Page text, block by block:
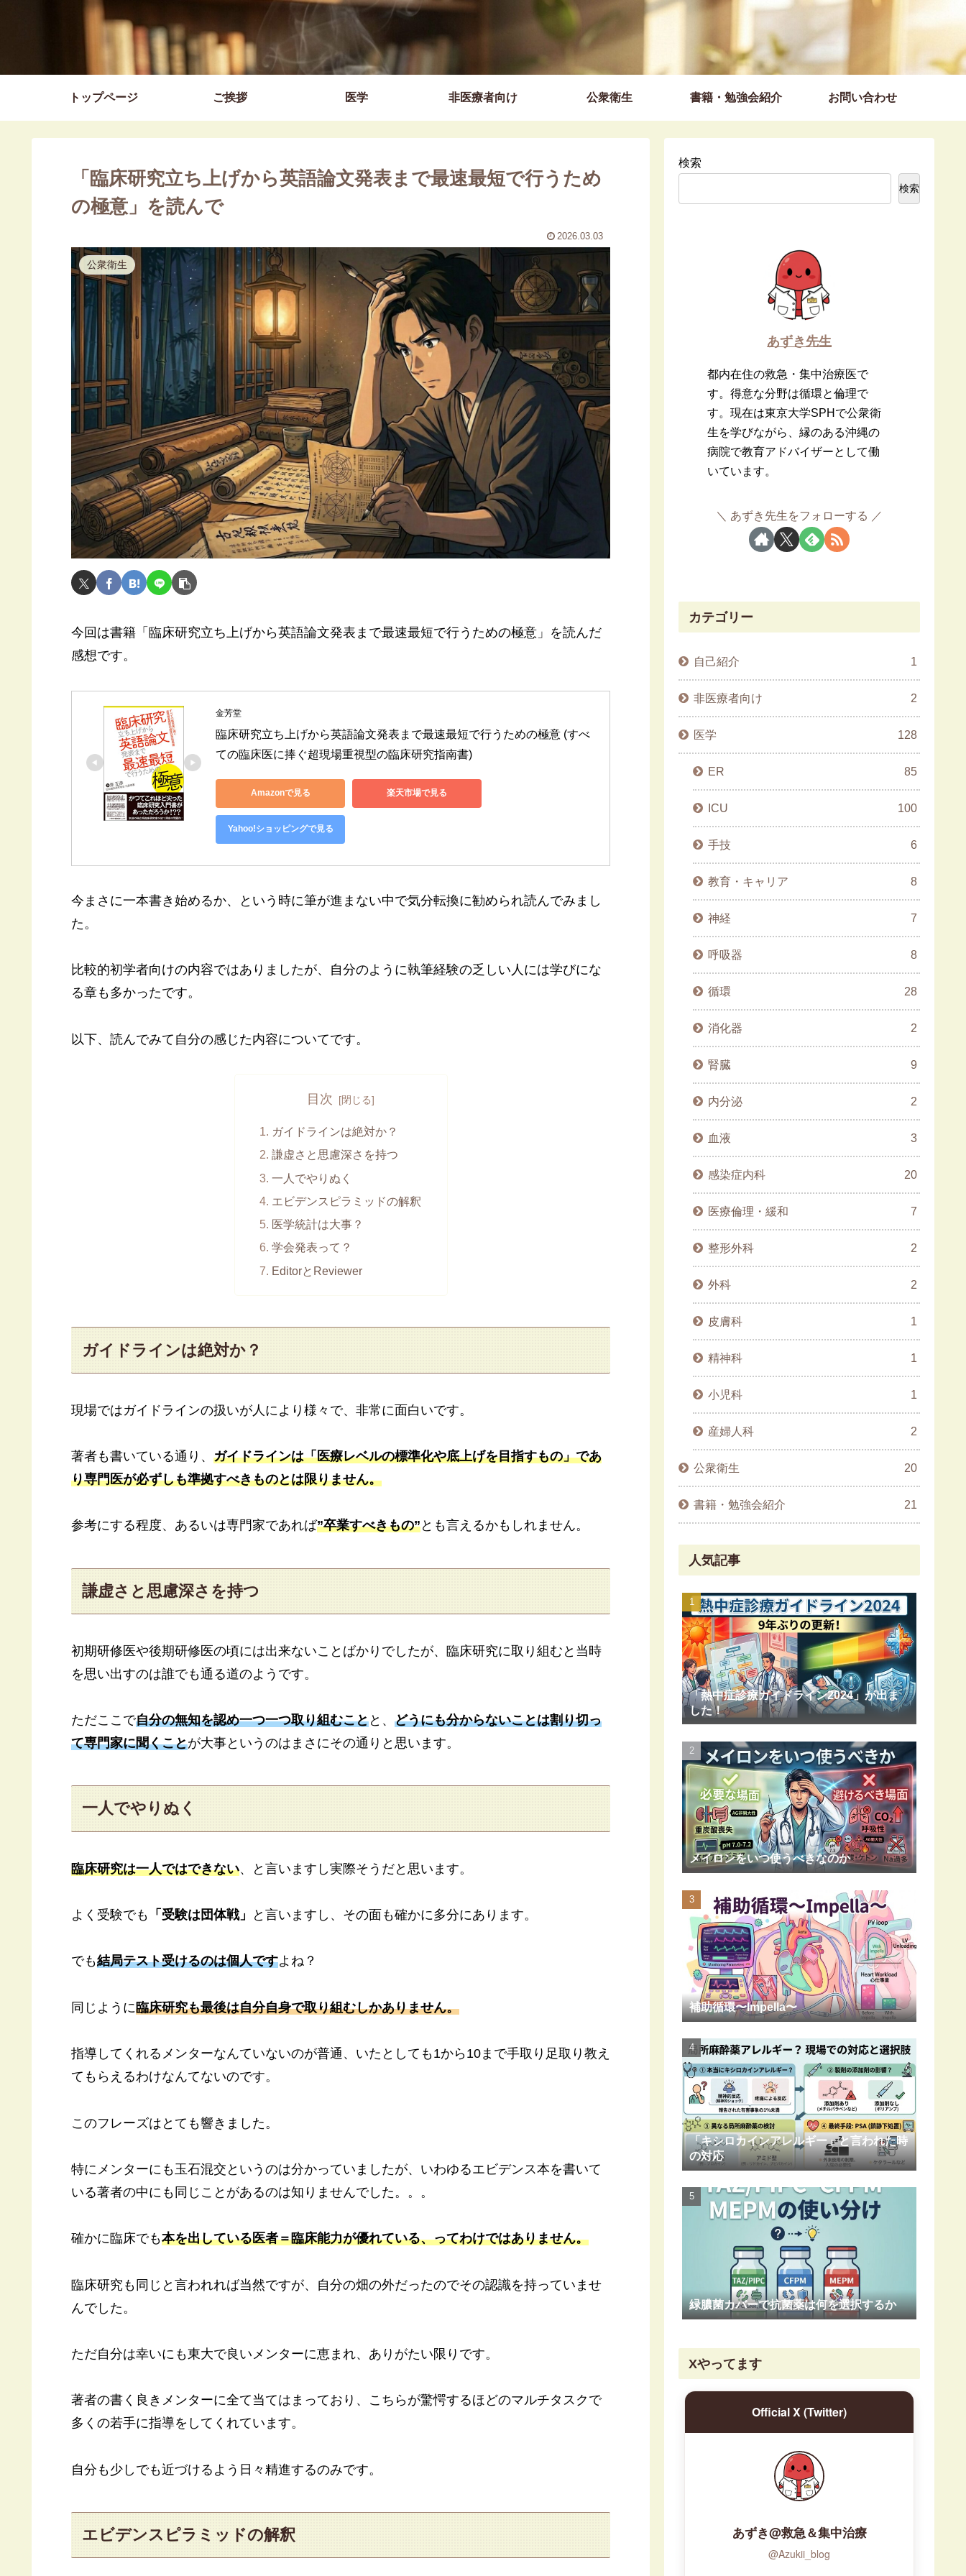
トップページ ご挨拶 医学 非医療者向け 公衆衛生 書籍・勉強会紹介 お問い合わせ
「臨床研究立ち上げから英語論文発表まで最速最短で行うため
の極意」を読んで
2026.03.03
公衆衛生
今回は書籍「臨床研究立ち上げから英語論文発表まで最速最短で行うための極意」を読んだ
感想です。
金芳堂
臨床研究立ち上げから英語論文発表まで最速最短で行うための極意 (すべ
ての臨床医に捧ぐ超現場重視型の臨床研究指南書)
Amazonで見る 楽天市場で見る
Yahoo!ショッピングで見る
今まさに一本書き始めるか、という時に筆が進まない中で気分転換に勧められ読んでみまし
た。
比較的初学者向けの内容ではありましたが、自分のように執筆経験の乏しい人には学びにな
る章も多かったです。
以下、読んでみて自分の感じた内容についてです。
目次
ガイドラインは絶対か？
謙虚さと思慮深さを持つ
一人でやりぬく
エビデンスピラミッドの解釈
医学統計は大事？
学会発表って？
EditorとReviewer
ガイドラインは絶対か？
現場ではガイドラインの扱いが人により様々で、非常に面白いです。
著者も書いている通り、 ガイドラインは「医療レベルの標準化や底上げを目指すもの」であ
り専門医が必ずしも準拠すべきものとは限りません。
参考にする程度、あるいは専門家であれば”卒業すべきもの”とも言えるかもしれません。
謙虚さと思慮深さを持つ
初期研修医や後期研修医の頃には出来ないことばかりでしたが、臨床研究に取り組むと当時
を思い出すのは誰でも通る道のようです。
ただここで自分の無知を認め一つ一つ取り組むことと、 どうにも分からないことは割り切っ
て専門家に聞くことが大事というのはまさにその通りと思います。
一人でやりぬく
臨床研究は一人ではできない、と言いますし実際そうだと思います。
よく受験でも 「受験は団体戦」 と言いますし、その面も確かに多分にあります。
でも結局テスト受けるのは個人ですよね？
同じように臨床研究も最後は自分自身で取り組むしかありません。
指導してくれるメンターなんていないのが普通、いたとしても1から10まで手取り足取り教え
てもらえるわけなんてないのです。
このフレーズはとても響きました。
特にメンターにも玉石混交というのは分かっていましたが、いわゆるエビデンス本を書いて
いる著者の中にも同じことがあるのは知りませんでした。。。
確かに臨床でも本を出している医者＝臨床能力が優れている、ってわけではありません。
臨床研究も同じと言われれば当然ですが、自分の畑の外だったのでその認識を持っていませ
んでした。
ただ自分は幸いにも東大で良いメンターに恵まれ、ありがたい限りです。
著者の書く良きメンターに全て当てはまっており、こちらが驚愕するほどのマルチタスクで
多くの若手に指導をしてくれています。
自分も少しでも近づけるよう日々精進するのみです。
エビデンスピラミッドの解釈
検索
検索
あずき先生
都内在住の救急・集中治療医で
す。得意な分野は循環と倫理で
す。現在は東京大学SPHで公衆衛
生を学びながら、縁のある沖縄の
病院で教育アドバイザーとして働
いています。
あずき先生をフォローする
カテゴリー
自己紹介 1
非医療者向け 2
医学 128
ER 85
ICU 100
手技 6
教育・キャリア 8
神経 7
呼吸器 8
循環 28
消化器 2
腎臓 9
内分泌 2
血液 3
感染症内科 20
医療倫理・緩和 7
整形外科 2
外科 2
皮膚科 1
精神科 1
小児科 1
産婦人科 2
公衆衛生 20
書籍・勉強会紹介 21
人気記事
「熱中症診療ガイドライン2024」が出ま
した！
メイロンをいつ使うべきなのか
補助循環〜Impella〜
「キシロカインアレルギー」と言われた時
の対応
緑膿菌カバーで抗菌薬は何を選択するか
Xやってます
Official X (Twitter)
あずき@救急＆集中治療
@Azukii_blog